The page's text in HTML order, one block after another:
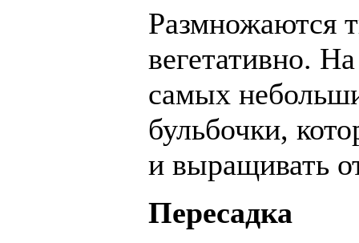
Размножаются
вегетативно.
самых
бульбочки,
и выращивать
Пересадка